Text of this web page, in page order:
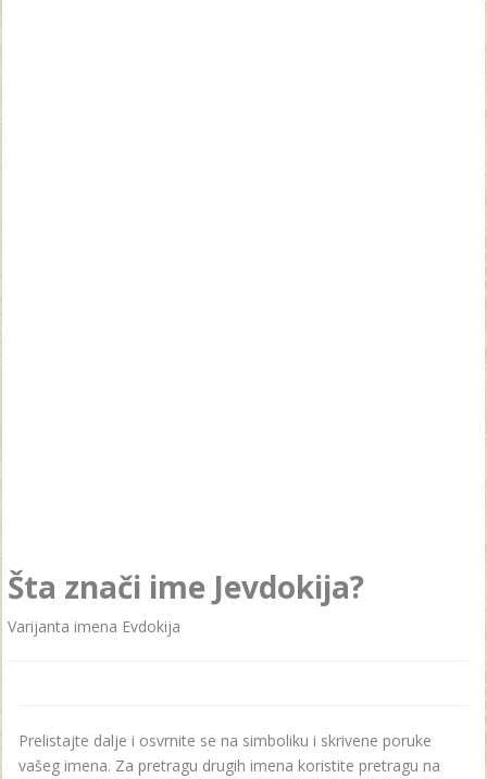
Šta znači ime Jevdokija?
Vаrijаntа imenа Evdokijа
Prelistajte dalje i osvrnite se na simboliku i skrivene poruke
vašeg imena. Za pretragu drugih imena koristite pretragu na